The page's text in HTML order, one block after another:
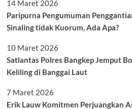
14 Maret 2026
Paripurna Pengumuman
Sinaling tidak Kuorum, Ada Apa?
10 Maret 2026
Satlantas Polres Bangkep Jemput
Keliling di Banggai Laut
7 Maret 2026
Erik Lauw Komitmen Perjuangkan